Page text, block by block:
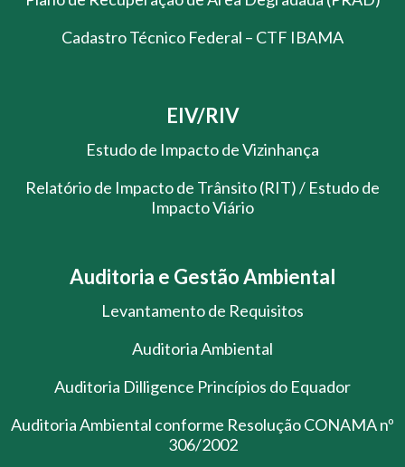
Cadastro Técnico Federal – CTF IBAMA
EIV/RIV
Estudo de Impacto de Vizinhança
Relatório de Impacto de Trânsito (RIT) / Estudo de
Impacto Viário
Auditoria e Gestão Ambiental
Levantamento de Requisitos
Auditoria Ambiental
Auditoria Dilligence Princípios do Equador
Auditoria Ambiental conforme Resolução CONAMA nº
306/2002